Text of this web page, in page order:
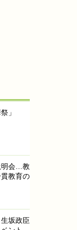
」
明会…教
教育の
坂政臣